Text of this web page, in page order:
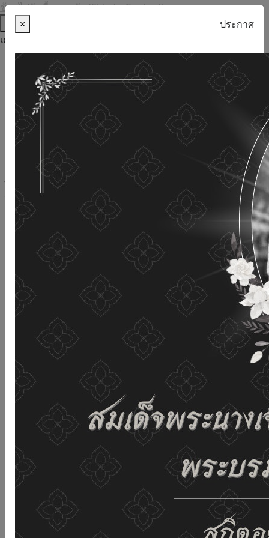
ข้ามไปยังเนื้อหาหลัก (Skip to Content)
ช่วยเหลือ
เครื่องมือการเข้าถึง
ภาษาไทย
ภาษาอังกฤษ
เพิ่มขนาดตัวอักษร
ลดขนาดตัวอักษร
ขนาดตัวอักษรปกติ
ความคมชัดสูง
ความคมชัดเชิงลบ
ความคมชัดปกติ
เปิดอ่านด้วยเสียง
ปิดอ่านด้วยเสียง
ผังเว็บไซต์
เว็บไซต์นี้ใช้คุกกี้ (Cookies)
กรมกิจการผู้สูงอายุ
ให้ความสำคัญต่อข้อมูลส่วนบุคคลของ
ท่าน เพื่อการพัฒนาและปรับปรุงเว็บไซต์ หากท่านใช้บริการ
เว็บไซต์นี้โดยไม่มีการปรับตั้งค่าใดๆ แสดงว่าท่านยินยอมที่จะ
รับคุกกี้บนเว็บไซต์ และนโยบายสิทธิส่วนบุคคลของเรา
ดูรายละเอียด ยอมรับทั้งหมด
02-659-6811 saraban@dop.mail.go.th
เปลี่ยนการแสดงผล
ก-ก
× ประกาศ